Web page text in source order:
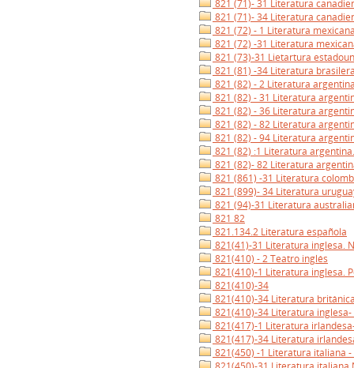
821 (71)- 31 Literatura
821 (71)- 34 Literatura
821 (72) - 1 Literatura
821 (72) -31 Literatura
821 (73)-31 Lietartura
821 (81) -34 Literatura
821 (82) - 2 Literatura
821 (82) - 31 Literatura
821 (82) - 36 Literatura
821 (82) - 82 Literatura
821 (82) - 94 Literatura
821 (82) :1 Literatura
821 (82)- 82 Literatura
821 (861) -31 Literatura
821 (899)- 34 Literatura
821 (94)-31 Literatura
821 82
821.134.2 Literatura española
821(41)-31 Literatura inglesa.
821(410) - 2 Teatro inglés
821(410)-1 Literatura inglesa.
821(410)-34
821(410)-34 Literatura
821(410)-34 Literatura inglesa-
821(417)-1 Literatura
821(417)-34 Literatura
821(450) -1 Literatura italiana -